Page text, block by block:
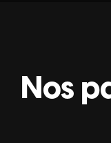
Nos